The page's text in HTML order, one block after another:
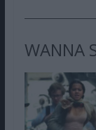
WANNA